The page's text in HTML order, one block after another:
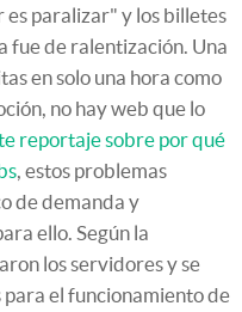
es paralizar" y los billetes
fue de ralentización. Una
en solo una hora como
no hay web que lo
reportaje sobre por qué
, estos problemas
de demanda y
ello. Según la
los servidores y se
el funcionamiento de